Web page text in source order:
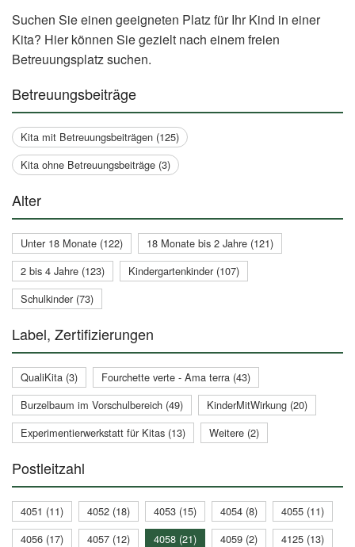
Suchen Sie einen geeigneten Platz für Ihr Kind in einer
Kita? Hier können Sie gezielt nach einem freien
Betreuungsplatz suchen.
Betreuungsbeiträge
Kita mit Betreuungsbeiträgen (125)
Kita ohne Betreuungsbeiträge (3)
Alter
Unter 18 Monate (122)
18 Monate bis 2 Jahre (121)
2 bis 4 Jahre (123)
Kindergartenkinder (107)
Schulkinder (73)
Label, Zertifizierungen
QualiKita (3)
Fourchette verte - Ama terra (43)
Burzelbaum im Vorschulbereich (49)
KinderMitWirkung (20)
Experimentierwerkstatt für Kitas (13)
Weitere (2)
Postleitzahl
4051 (11) 4052 (18) 4053 (15) 4054 (8)
4055 (11)
4056 (17)
4057 (12) 4058 (21) 4059 (2) 4125 (13)